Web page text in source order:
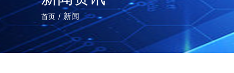
首页 / 新闻